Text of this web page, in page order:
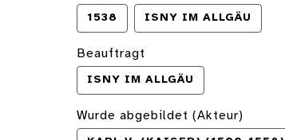
1538 ISNY IM ALLGÄU
Beauftragt
ISNY IM ALLGÄU
Wurde abgebildet (Akteur)